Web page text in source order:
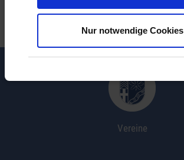
Nur notwendige Cookies
Vereine